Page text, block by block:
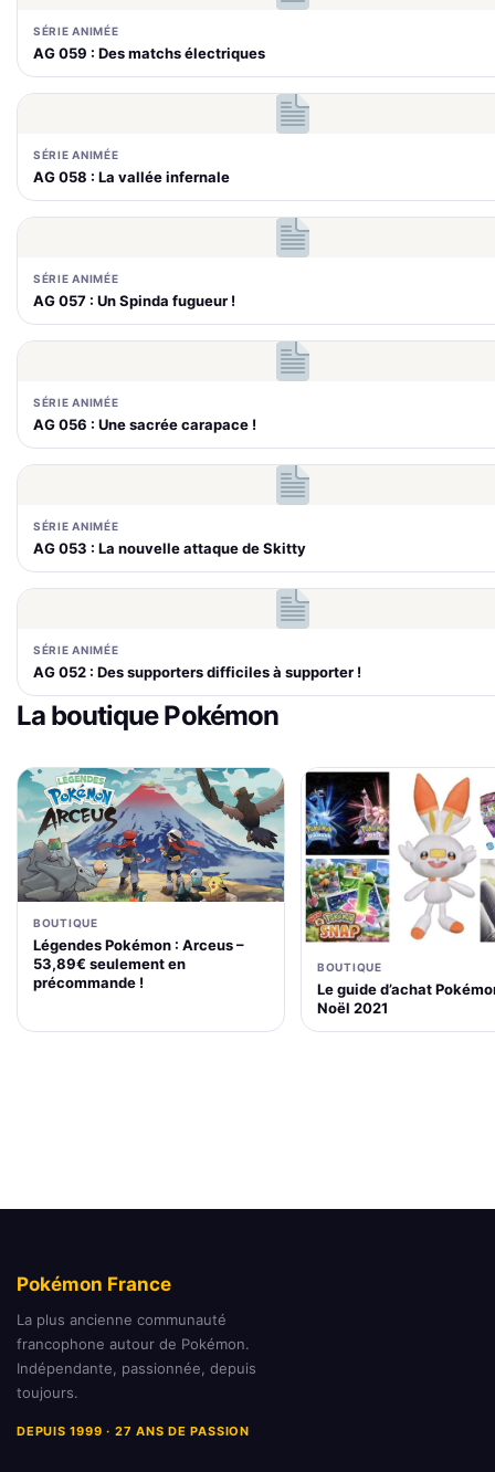
SÉRIE ANIMÉE
AG 059 : Des matchs électriques
SÉRIE ANIMÉE
AG 058 : La vallée infernale
SÉRIE ANIMÉE
AG 057 : Un Spinda fugueur !
SÉRIE ANIMÉE
AG 056 : Une sacrée carapace !
SÉRIE ANIMÉE
AG 053 : La nouvelle attaque de Skitty
SÉRIE ANIMÉE
AG 052 : Des supporters difficiles à supporter !
La boutique Pokémon
BOUTIQUE
Légendes Pokémon : Arceus –
53,89€ seulement en
précommande !
BOUTIQUE
Le guide d’achat
Noël 2021
Pokémon France
La plus ancienne communauté
francophone autour de Pokémon.
Indépendante, passionnée, depuis
toujours.
DEPUIS 1999 · 27 ANS DE PASSION